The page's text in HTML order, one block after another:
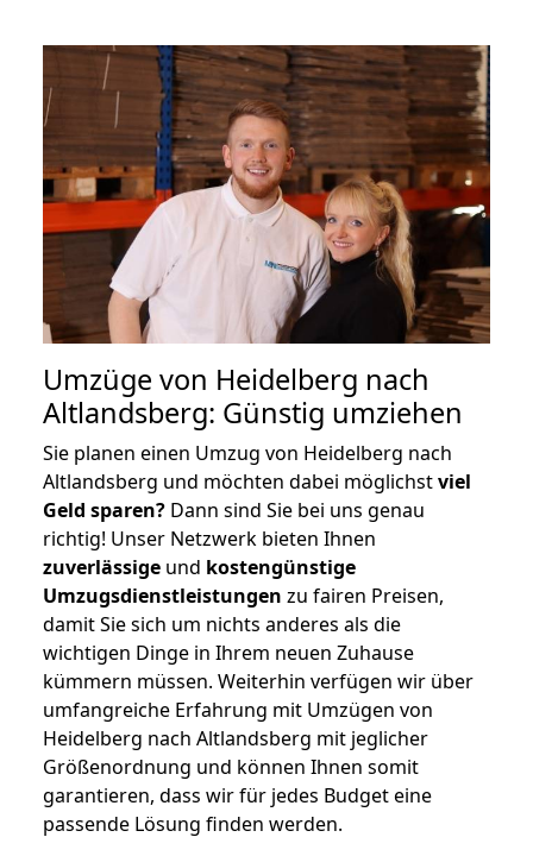
Umzüge von Heidelberg nach
Altlandsberg: Günstig umziehen
Sie planen einen Umzug von Heidelberg nach
Altlandsberg und möchten dabei möglichstviel
Geld sparen? Dann sind Sie bei uns genau
richtig! Unser Netzwerk bieten Ihnen
zuverlässige und kostengünstige
Umzugsdienstleistungen zu fairen Preisen,
damit Sie sich um nichts anderes als die
wichtigen Dinge in Ihrem neuen Zuhause
kümmern müssen. Weiterhin verfügen wir über
umfangreiche Erfahrung mit Umzügen von
Heidelberg nach Altlandsberg mit jeglicher
Größenordnung und können Ihnen somit
garantieren, dass wir für jedes Budget eine
passende Lösung finden werden.